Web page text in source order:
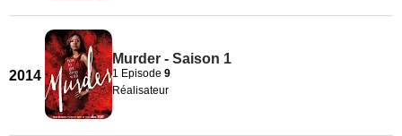
2014
Murder - Saison 1
1 Episode 9
Réalisateur